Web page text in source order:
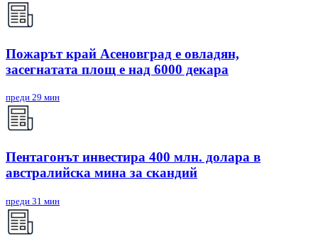
Пожарът край Асеновград е овладян,
засегнатата площ е над 6000 декара
преди 29 мин
Пентагонът инвестира 400 млн. долара в
австралийска мина за скандий
преди 31 мин